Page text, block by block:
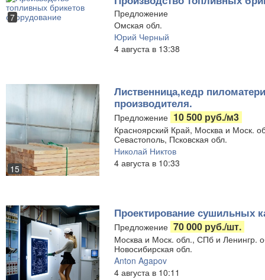
7
Предложение
Омская обл.
Юрий Черный
4 августа в 13:38
15
Лиственница,кедр
производителя.
Предложение 10 500 руб./м3
Красноярский Край, Москва и Моск.
Севастополь, Псковская обл.
Николай Никтов
4 августа в 10:33
Проектирование сушильных
Предложение 70 000 руб./шт.
Москва и Моск. обл., СПб и Ленингр.
Новосибирская обл.
Anton Agapov
4 августа в 10:11